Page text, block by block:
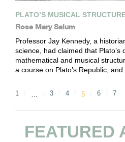
PLATO’S MUSICAL
Rose Mary Salum
Professor Jay Kennedy, a
science, had claimed that Plato’s
mathematical and musical
a course on Plato’s Republic,
1 … 3 4 5 6 7
FEATURED